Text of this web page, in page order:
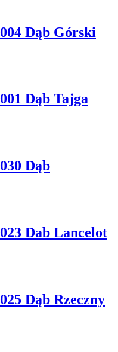
Dąb Górski
Dąb Tajga
Dąb
Dab Lancelot
Dąb Rzeczny